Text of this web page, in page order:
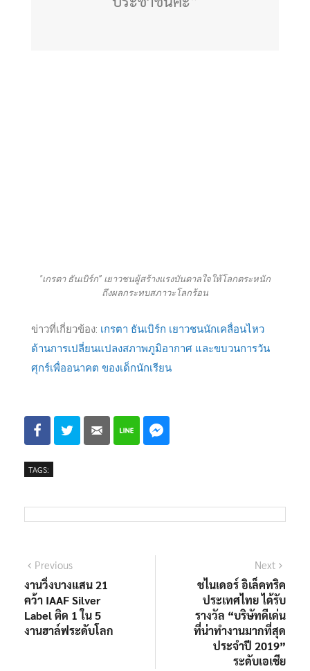
"เกรตา ธันเบิร์ก” เยาวชนผู้สร้างแรงบันดาลใจให้โลกตระหนัก
ถึงผลกระทบสภาวะโลกร้อน
ข่าวที่เกี่ยวข้อง: เกรตา ธันเบิร์ก เยาวชนนักเคลื่อนไหว
ด้านการเปลี่ยนแปลงสภาพภูมิอากาศ และขบวนการวัน
ศุกร์เพื่ออนาคต ของเด็กนักเรียน
TAGS:
Previous
งานวิ่งบางแสน 21
คว้า IAAF Silver
Label ติด 1 ใน 5
งานฮาล์ฟระดับโลก
Next
ชไนเดอร์ อิเล็คทริค
ประเทศไทย ได้รับ
รางวัล “บริษัทดีเด่น
ที่น่าทำงานมากที่สุด
ประจำปี 2019”
ระดับเอเชีย